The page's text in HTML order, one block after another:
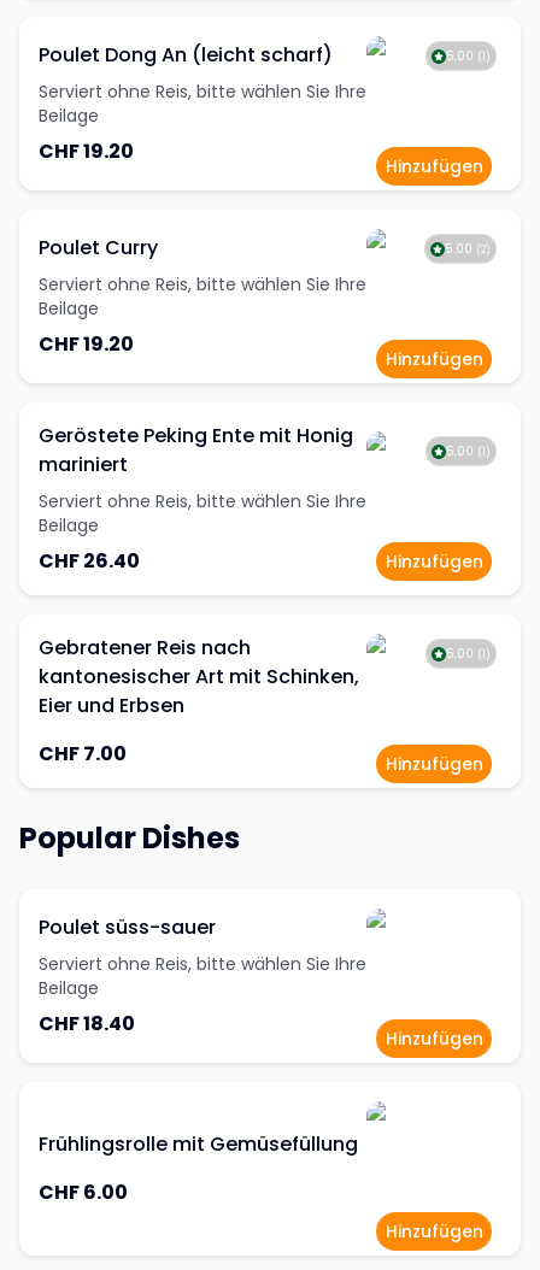
Poulet Dong An (leicht scharf)
Serviert ohne Reis, bitte wählen Sie Ihre
Beilage
CHF 19.20
5.00 (1 )
Hinzufügen
Poulet Curry
Serviert ohne Reis, bitte wählen Sie Ihre
Beilage
CHF 19.20
5.00 (2)
Hinzufügen
Geröstete Peking Ente mit Honig
mariniert
Serviert ohne Reis, bitte wählen Sie Ihre
Beilage
CHF 26.40
5.00 (1 )
Hinzufügen
Gebratener Reis nach
kantonesischer Art mit Schinken,
Eier und Erbsen
CHF 7.00
5.00 (1 )
Hinzufügen
Popular Dishes
Poulet süss-sauer
Serviert ohne Reis, bitte wählen Sie Ihre
Beilage
CHF 18.40
Hinzufügen
Frühlingsrolle mit Gemüsefüllung
CHF 6.00
Hinzufügen